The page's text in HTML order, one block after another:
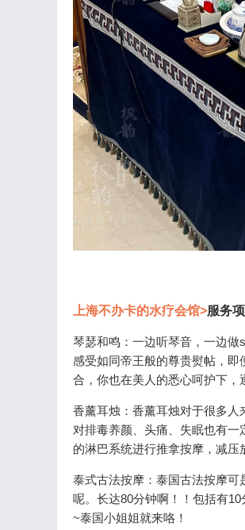
上海不办卡的水疗会馆>服务项
琴瑟和鸣：一边听琴音，一边做
感受如同帝王般的尊贵熨帖，
合，你也在美人的悉心呵护下，
香薰耳烛：香薰耳烛对于很多
对排毒养颜、头痛、失眠也有
的淋巴系统进行推拿按摩，减压
泰式古法按摩：泰国古法按摩
呢。长达80分钟啊！！包括有
~泰国小姐姐就来咯！